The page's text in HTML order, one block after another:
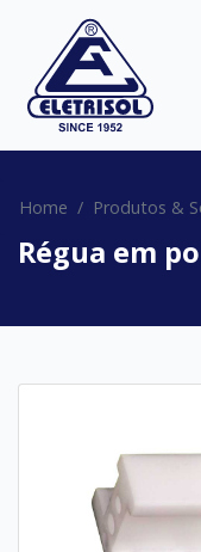
Home Produtos &
Régua em